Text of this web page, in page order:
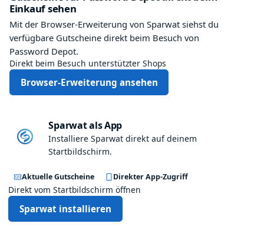
Einkauf sehen
Mit der Browser-Erweiterung von Sparwat siehst du
verfügbare Gutscheine direkt beim Besuch von
Password Depot.
Direkt beim Besuch unterstützter Shops
Browser-Erweiterung ansehen
Sparwat als App
Installiere Sparwat direkt auf deinem
Startbildschirm.
Aktuelle Gutscheine Direkter App-Zugriff
Direkt vom Startbildschirm öffnen
Sparwat installieren